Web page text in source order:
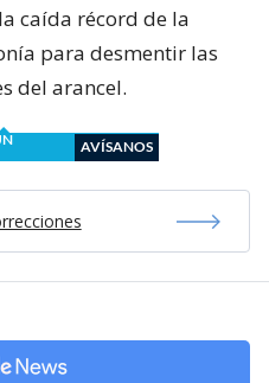
caída récord de la
para desmentir las
del arancel.
AVÍSANOS